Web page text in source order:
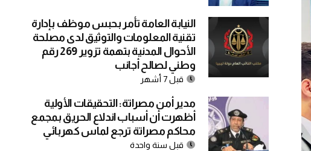
النيابة العامة تأمر بحبس موظف بإدارة
تقنية المعلومات والتوثيق لدى مصلحة
الأحوال المدنية بتهمة تزوير 269 رقم
وطني لصالح أجانب
قبل 7 أشهر
مدير أمن مصراتة: التحقيقات الأولية
أظهرت أن أسباب اندلاع الحريق بمجمع
محاكم مصراتة ترجع لماس كهربائي
قبل سنة واحدة